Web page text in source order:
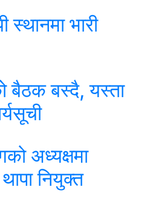
भारी
बैठक बस्दै, यस्ता
अध्यक्षमा
नियुक्त